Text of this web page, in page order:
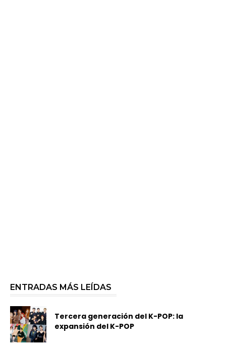
ENTRADAS MÁS LEÍDAS
Tercera generación del K-POP: la
expansión del K-POP